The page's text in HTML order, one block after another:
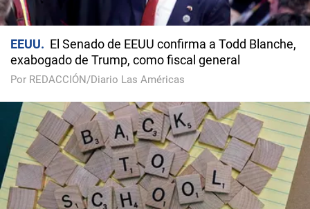
EEUU
El Senado de EEUU confirma a Todd Blanche,
exabogado de Trump, como fiscal general
Por REDACCIÓN/Diario Las Américas